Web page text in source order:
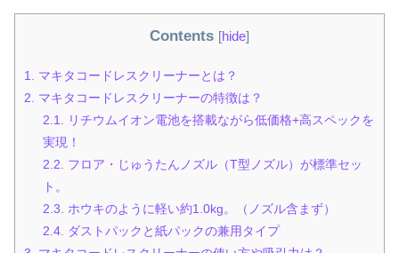
Contents [hide]
1.
マキタコードレスクリーナーとは？
2.
マキタコードレスクリーナーの特徴は？
2.1.
リチウムイオン電池を搭載ながら低価格+高スペックを
実現！
2.2.
フロア・じゅうたんノズル（T型ノズル）が標準セッ
ト。
2.3.
ホウキのように軽い約1.0kg。（ノズル含まず）
2.4.
ダストパックと紙パックの兼用タイプ